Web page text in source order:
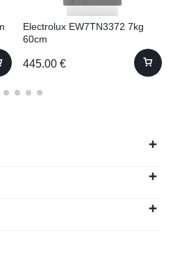
Electrolux EW7TN3372 7kg
60cm
445.00 €